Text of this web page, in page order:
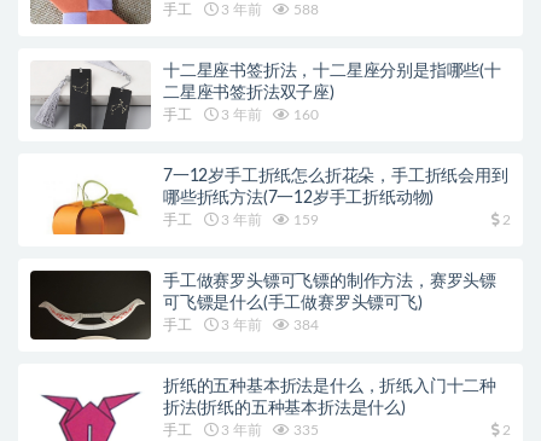
手工 3 年前 588
十二星座书签折法，十二星座分别是指哪些(十
二星座书签折法双子座)
手工 3 年前 160
7一12岁手工折纸怎么折花朵，手工折纸会用到
哪些折纸方法(7一12岁手工折纸动物)
手工 3 年前 159 2
手工做赛罗头镖可飞镖的制作方法，赛罗头镖
可飞镖是什么(手工做赛罗头镖可飞)
手工 3 年前 384
折纸的五种基本折法是什么，折纸入门十二种
折法(折纸的五种基本折法是什么)
手工 3 年前 335 2